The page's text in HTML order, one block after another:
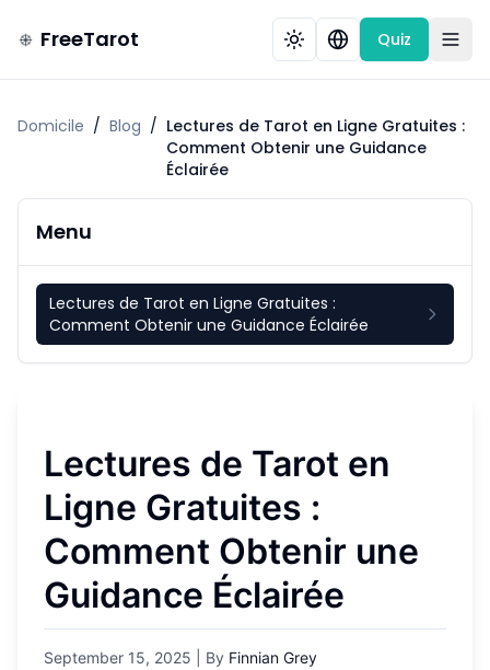
FreeTarot Quiz
Domicile / Blog / Lectures de Tarot en Ligne Gratuites :
Comment Obtenir une Guidance
Éclairée
Menu
Lectures de Tarot en Ligne Gratuites :
Comment Obtenir une Guidance Éclairée
Lectures de Tarot en
Ligne Gratuites :
Comment Obtenir une
Guidance Éclairée
September 15, 2025 | By Finnian Grey